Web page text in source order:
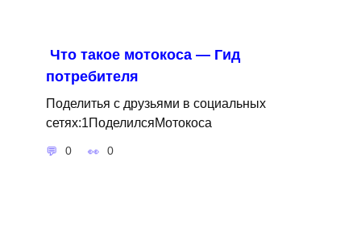
Что такое мотокоса — Гид
потребителя
Поделитья с друзьями в социальных
сетях:1ПоделилсяМотокоса
0 0